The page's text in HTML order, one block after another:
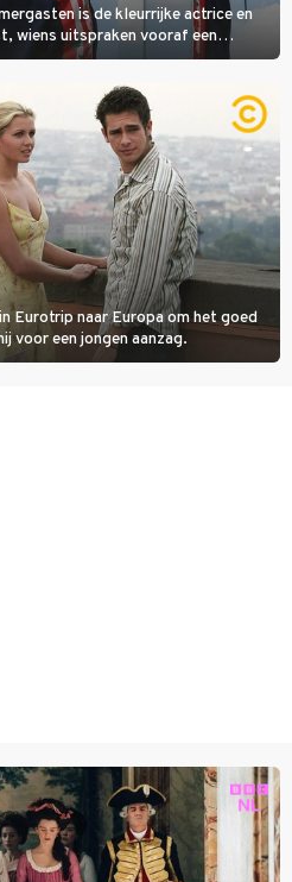
is de kleurrijke actrice en
wiens uitspraken vooraf een
ideale televisieavond is zoals mijn
vol angsten'.
Eurotrip naar Europa om het goed
voor een jongen aanzag.